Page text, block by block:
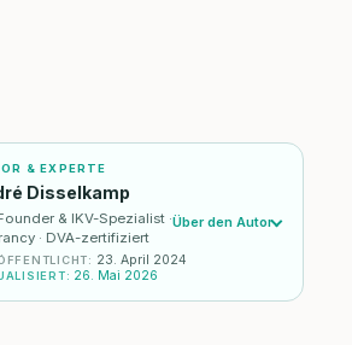
& EXPERTE
Disselkamp
& IKV-Spezialist ·
· DVA-zertifiziert
: 23. April 2024
: 26. Mai 2026
Über den Autor